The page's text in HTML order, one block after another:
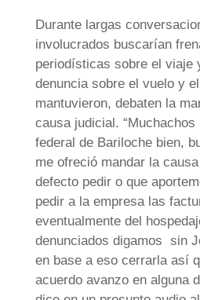
Durante largas
involucrados buscarían
periodísticas sobre el viaje
denuncia sobre el vuelo y
mantuvieron, debaten la
causa judicial.
federal de Bariloche bien,
me ofreció mandar la
defecto pedir o que
pedir a la empresa las
eventualmente del
denunciados digamos sin
en base a eso cerrarla así
acuerdo avanzo en alguna